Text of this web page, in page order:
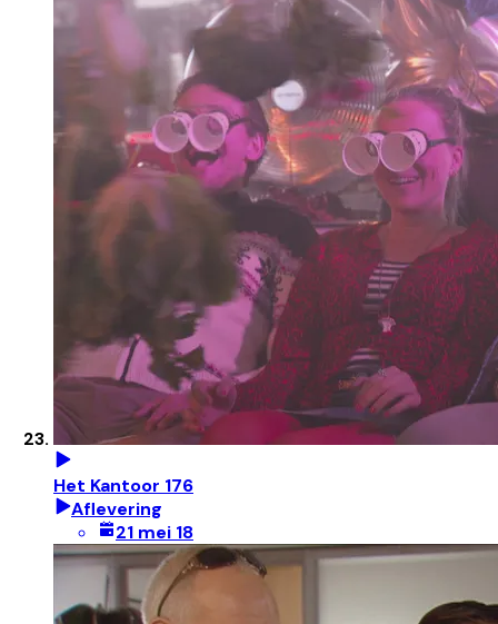
Het Kantoor 176
Aflevering
21 mei 18